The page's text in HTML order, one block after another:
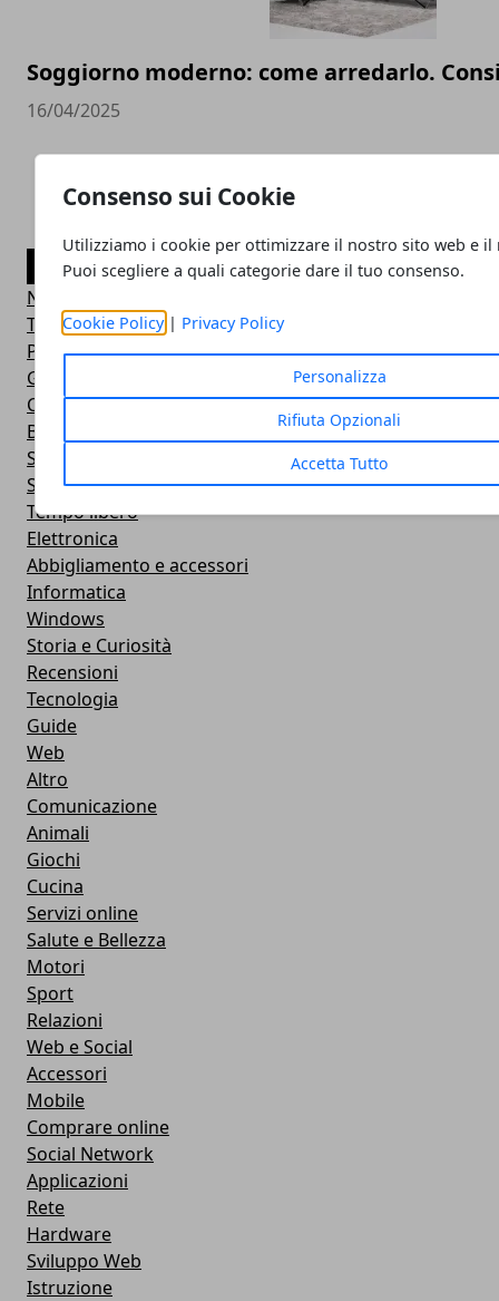
Consenso sui Cookie
Utilizziamo i cookie per ottimizzare il nostro sito web e il
Puoi scegliere a quali categorie dare il tuo consenso.
Cookie Policy| Privacy Policy
Personalizza
Rifiuta Opzionali
Accetta Tutto
Soggiorno moderno: come arredarlo.
16/04/2025
CATEGORIE
Notizie
Tempo libero
Principale
Guida all'acquisto
Casa e fai da te
Business
Sicurezza
Salute e Bellezza
Tempo libero
Elettronica
Abbigliamento e accessori
Informatica
Windows
Storia e Curiosità
Recensioni
Tecnologia
Guide
Web
Altro
Comunicazione
Animali
Giochi
Cucina
Servizi online
Salute e Bellezza
Motori
Sport
Relazioni
Web e Social
Accessori
Mobile
Comprare online
Social Network
Applicazioni
Rete
Hardware
Sviluppo Web
Istruzione